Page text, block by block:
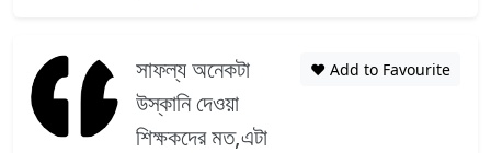
সাফল্য অনেকটা
উস্কানি দেওয়া
শিক্ষকদের মত,এটা
❤️ Add to Favourite